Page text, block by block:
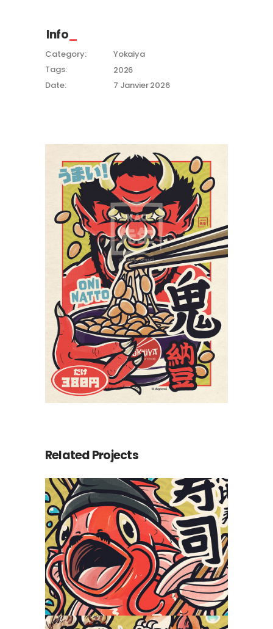
Info
Category:
Yokaiya
Tags:
2026
Date:
7 Janvier 2026
Related Projects
Ebisu Sushi
Yokaiya